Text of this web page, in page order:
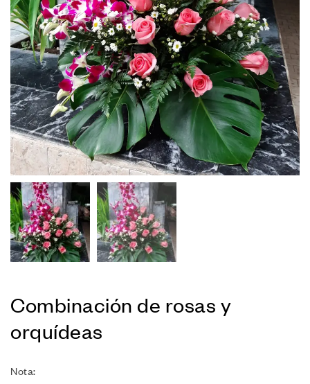
Combinación de rosas y
orquídeas
Nota: